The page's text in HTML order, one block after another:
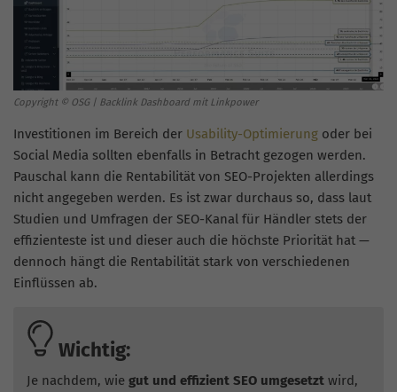
Copyright © OSG | Backlink Dashboard mit Linkpower
Investitionen im Bereich der Usability-Optimierung oder bei
Social Media sollten ebenfalls in Betracht gezogen werden.
Pauschal kann die Rentabilität von SEO-Projekten allerdings
nicht angegeben werden. Es ist zwar durchaus so, dass laut
Studien und Umfragen der SEO-Kanal für Händler stets der
effizienteste ist und dieser auch die höchste Priorität hat —
dennoch hängt die Rentabilität stark von verschiedenen
Einflüssen ab.
Wichtig:
Je nachdem, wie gut und effizient SEO umgesetzt wird,